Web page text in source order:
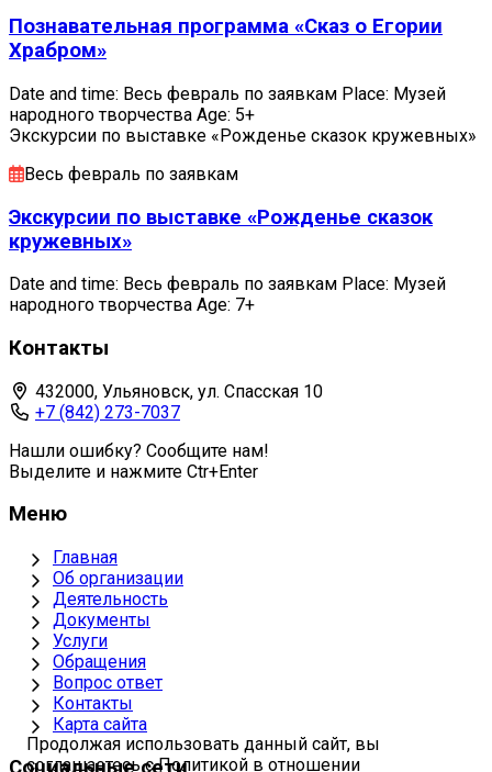
Познавательная программа «Сказ о Егории
Храбром»
Date and time: Весь февраль по заявкам Place: Музей
народного творчества Age: 5+
Экскурсии по выставке «Рожденье сказок кружевных»
Весь февраль по заявкам
Экскурсии по выставке «Рожденье сказок
кружевных»
Date and time: Весь февраль по заявкам Place: Музей
народного творчества Age: 7+
Контакты
432000, Ульяновск, ул. Спасская 10
+7 (842) 273-7037
Нашли ошибку? Сообщите нам!
Выделите и нажмите Ctr+Enter
Меню
Главная
Об организации
Деятельность
Документы
Услуги
Обращения
Вопрос ответ
Контакты
Карта сайта
Продолжая использовать данный сайт, вы
соглашаетесь с Политикой в отношении